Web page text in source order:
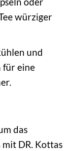
würziger
und
für eine
das
DR. Kottas